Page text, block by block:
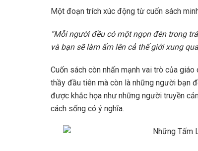
Một đoạn trích xúc động từ cuốn sách
“Mỗi người đều có một ngọn đèn trong
và bạn sẽ làm ấm lên cả thế giới xung
Cuốn sách còn nhấn mạnh vai trò của
thầy đầu tiên mà còn là những người bạn
được khắc họa như những người truyền
cách sống có ý nghĩa.